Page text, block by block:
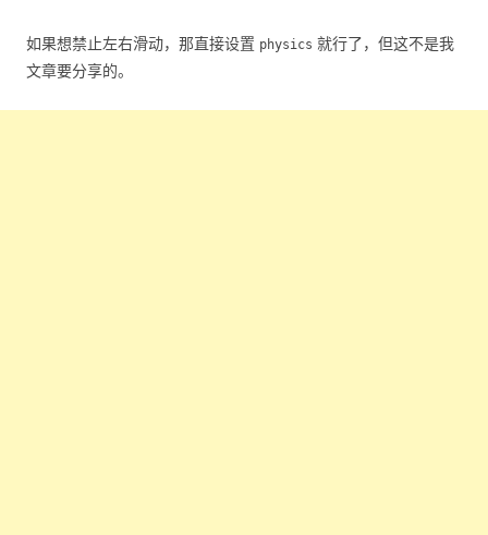
如果想禁止左右滑动，那直接设置 physics 就行了，但这不是我
文章要分享的。